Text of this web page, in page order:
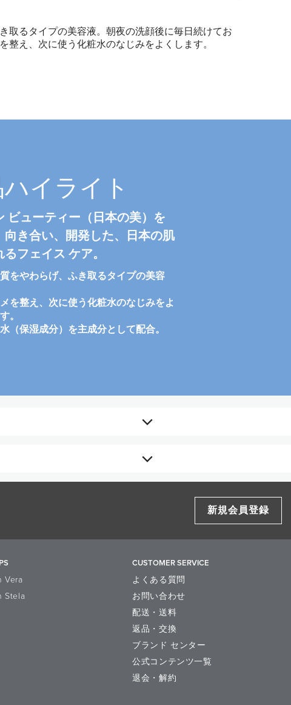
取るタイプの美容液。朝夜の洗顔後に毎日続けてお
整え、次に使う化粧水のなじみをよくします。
イライト
ビューティー（日本の美）を
向き合い、開発した、日本の肌
フェイス ケア。
をやわらげ、ふき取るタイプの美容
を整え、次に使う化粧水のなじみをよ
。
（保湿成分）を主成分として配合。
力を入れず、やさしくふき取ります。
(Kiwi) Fruit Extract, Glycyrrhiza Glabra
新規会員登録
Vera
Stela
CUSTOMER SERVICE
よくある質問
お問い合わせ
配送・送料
返品・交換
ブランド センター
公式コンテンツ一覧
退会・解約